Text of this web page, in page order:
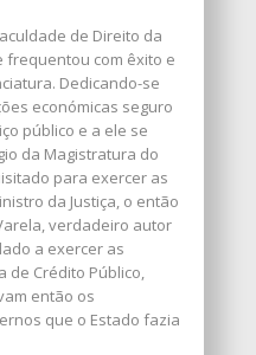
de Direito da
frequentou com êxito e
Dedicando-se
económicas seguro
público e a ele se
da Magistratura do
para exercer as
da Justiça, o então
verdadeiro autor
a exercer as
de Crédito Público,
então os
que o Estado fazia